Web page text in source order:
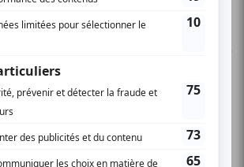
DES MEMBRES
R. - 2009-03-31 04:00:00
poetique! Les deux guitaristes était
un sense theatrale et plein d'humour,